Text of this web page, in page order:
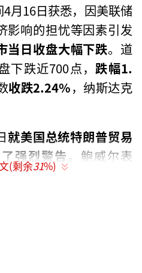
月16日获悉，因美联储
影响的担忧等因素引发
当日收盘大幅下跌。道
下跌近700点，跌幅1.
收跌2.24%，纳斯达克
就美国总统特朗普贸易
强烈警告。鲍威尔表
有可能”刺激通胀暂时
(剩余31%)